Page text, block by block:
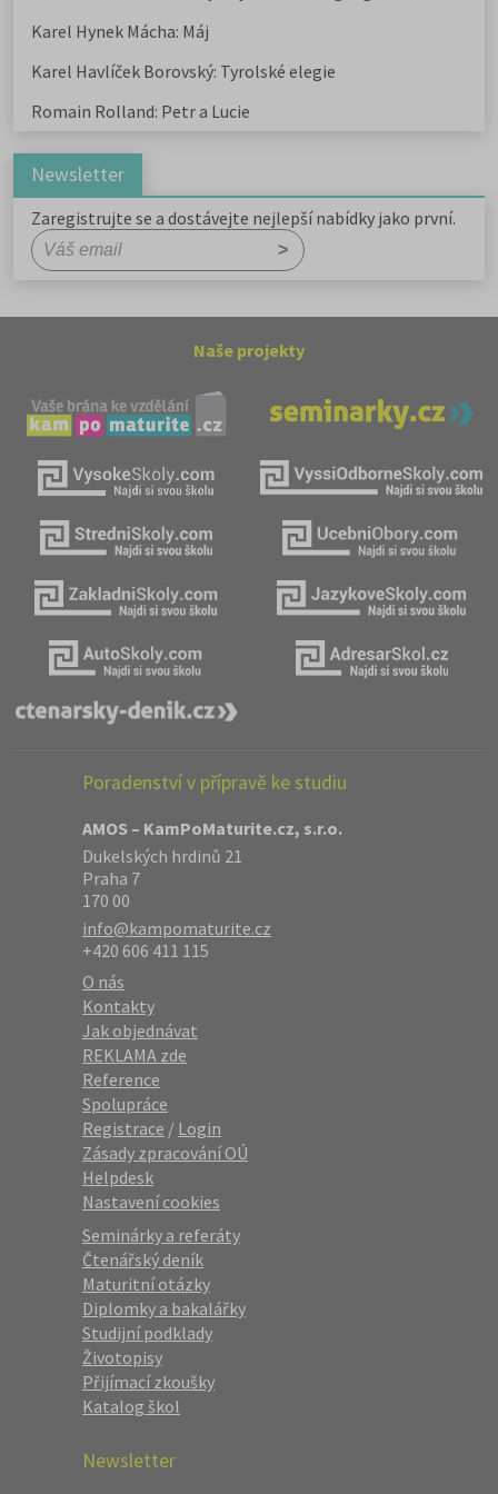
Karel Hynek Mácha: Máj
Karel Havlíček Borovský: Tyrolské elegie
Romain Rolland: Petr a Lucie
Newsletter
Zaregistrujte se a dostávejte nejlepší nabídky jako první.
Naše projekty
Poradenství v přípravě ke studiu
AMOS – KamPoMaturite.cz, s.r.o.
Dukelských hrdinů 21
Praha 7
170 00
info@kampomaturite.cz
+420 606 411 115
O nás
Kontakty
Jak objednávat
REKLAMA zde
Reference
Spolupráce
Registrace / Login
Zásady zpracování OÚ
Helpdesk
Nastavení cookies
Seminárky a referáty
Čtenářský deník
Maturitní otázky
Diplomky a bakalářky
Studijní podklady
Životopisy
Přijímací zkoušky
Katalog škol
Newsletter